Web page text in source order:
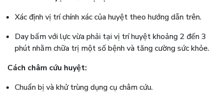
Xác định vị trí chính xác của huyệt theo hướng dẫn trên.
Day bấm với lực vừa phải tại vị trí huyệt khoảng 2 đến 3
phút nhằm chữa trị một số bệnh và tăng cường sức khỏe.
Cách châm cứu huyệt:
Chuẩn bị và khử trùng dụng cụ châm cứu.